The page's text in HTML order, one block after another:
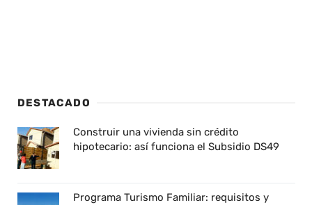
DESTACADO
Construir una vivienda sin crédito
hipotecario: así funciona el Subsidio DS49
Programa Turismo Familiar: requisitos y